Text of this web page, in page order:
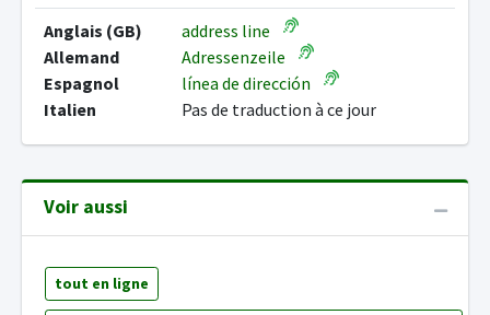
Anglais (GB)
address line
Allemand
Adressenzeile
Espagnol
línea de dirección
Italien
Pas de traduction à ce jour
Voir aussi
tout en ligne